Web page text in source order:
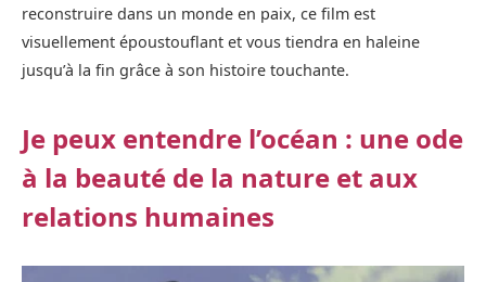
reconstruire dans un monde en paix, ce film est
visuellement époustouflant et vous tiendra en haleine
jusqu’à la fin grâce à son histoire touchante.
Je peux entendre l’océan : une ode
à la beauté de la nature et aux
relations humaines